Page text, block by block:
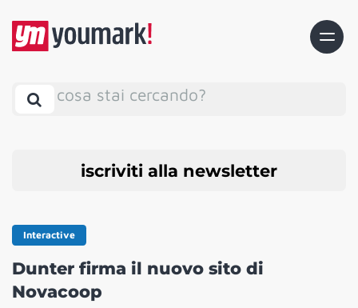
cosa stai cercando?
iscriviti alla newsletter
Interactive
Dunter firma il nuovo sito di
Novacoop